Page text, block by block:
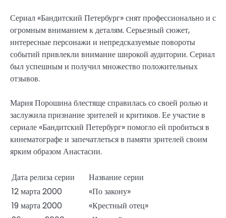
Сериал «Бандитский Петербург» снят профессионально и с
огромным вниманием к деталям. Серьезный сюжет,
интересные персонажи и непредсказуемые повороты
событий привлекли внимание широкой аудитории. Сериал
был успешным и получил множество положительных
отзывов.
Мария Порошина блестяще справилась со своей ролью и
заслужила признание зрителей и критиков. Ее участие в
сериале «Бандитский Петербург» помогло ей пробиться в
кинематографе и запечатлеться в памяти зрителей своим
ярким образом Анастасии.
Дата релиза серии
Название серии
12 марта 2000
«По закону»
19 марта 2000
«Крестный отец»